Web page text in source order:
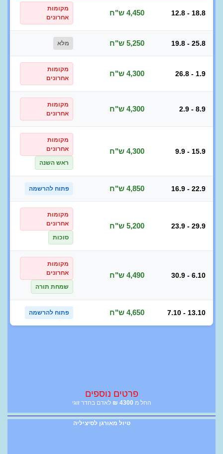
12.8 - 18.8 4,450 ש"ח
מקומות
אחרונים
19.8 - 25.8 5,250 ש"ח מלא
26.8 - 1.9 4,300 ש"ח
מקומות
אחרונים
2.9 - 8.9 4,300 ש"ח
מקומות
אחרונים
9.9 - 15.9 4,300 ש"ח
מקומות
אחרונים
ראש השנה
16.9 - 22.9 4,850 ש"ח פתוח להרשמה
23.9 - 29.9 5,200 ש"ח
מקומות
אחרונים
סוכות
30.9 - 6.10 4,490 ש"ח
מקומות
אחרונים
שמחת תורה
7.10 - 13.10 4,650 ש"ח פתוח להרשמה
פרטים נוספים
החל מ 4300
₪ לאדם בחדר זוגי
טיול מאורגן לסיציליה